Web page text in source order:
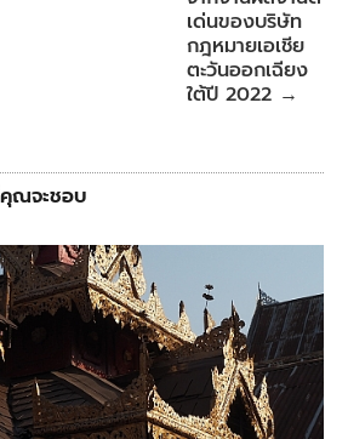
เด่นของบริษัท
กฎหมายเอเชีย
ตะวันออกเฉียง
ใต้ปี 2022 →
คุณจะชอบ